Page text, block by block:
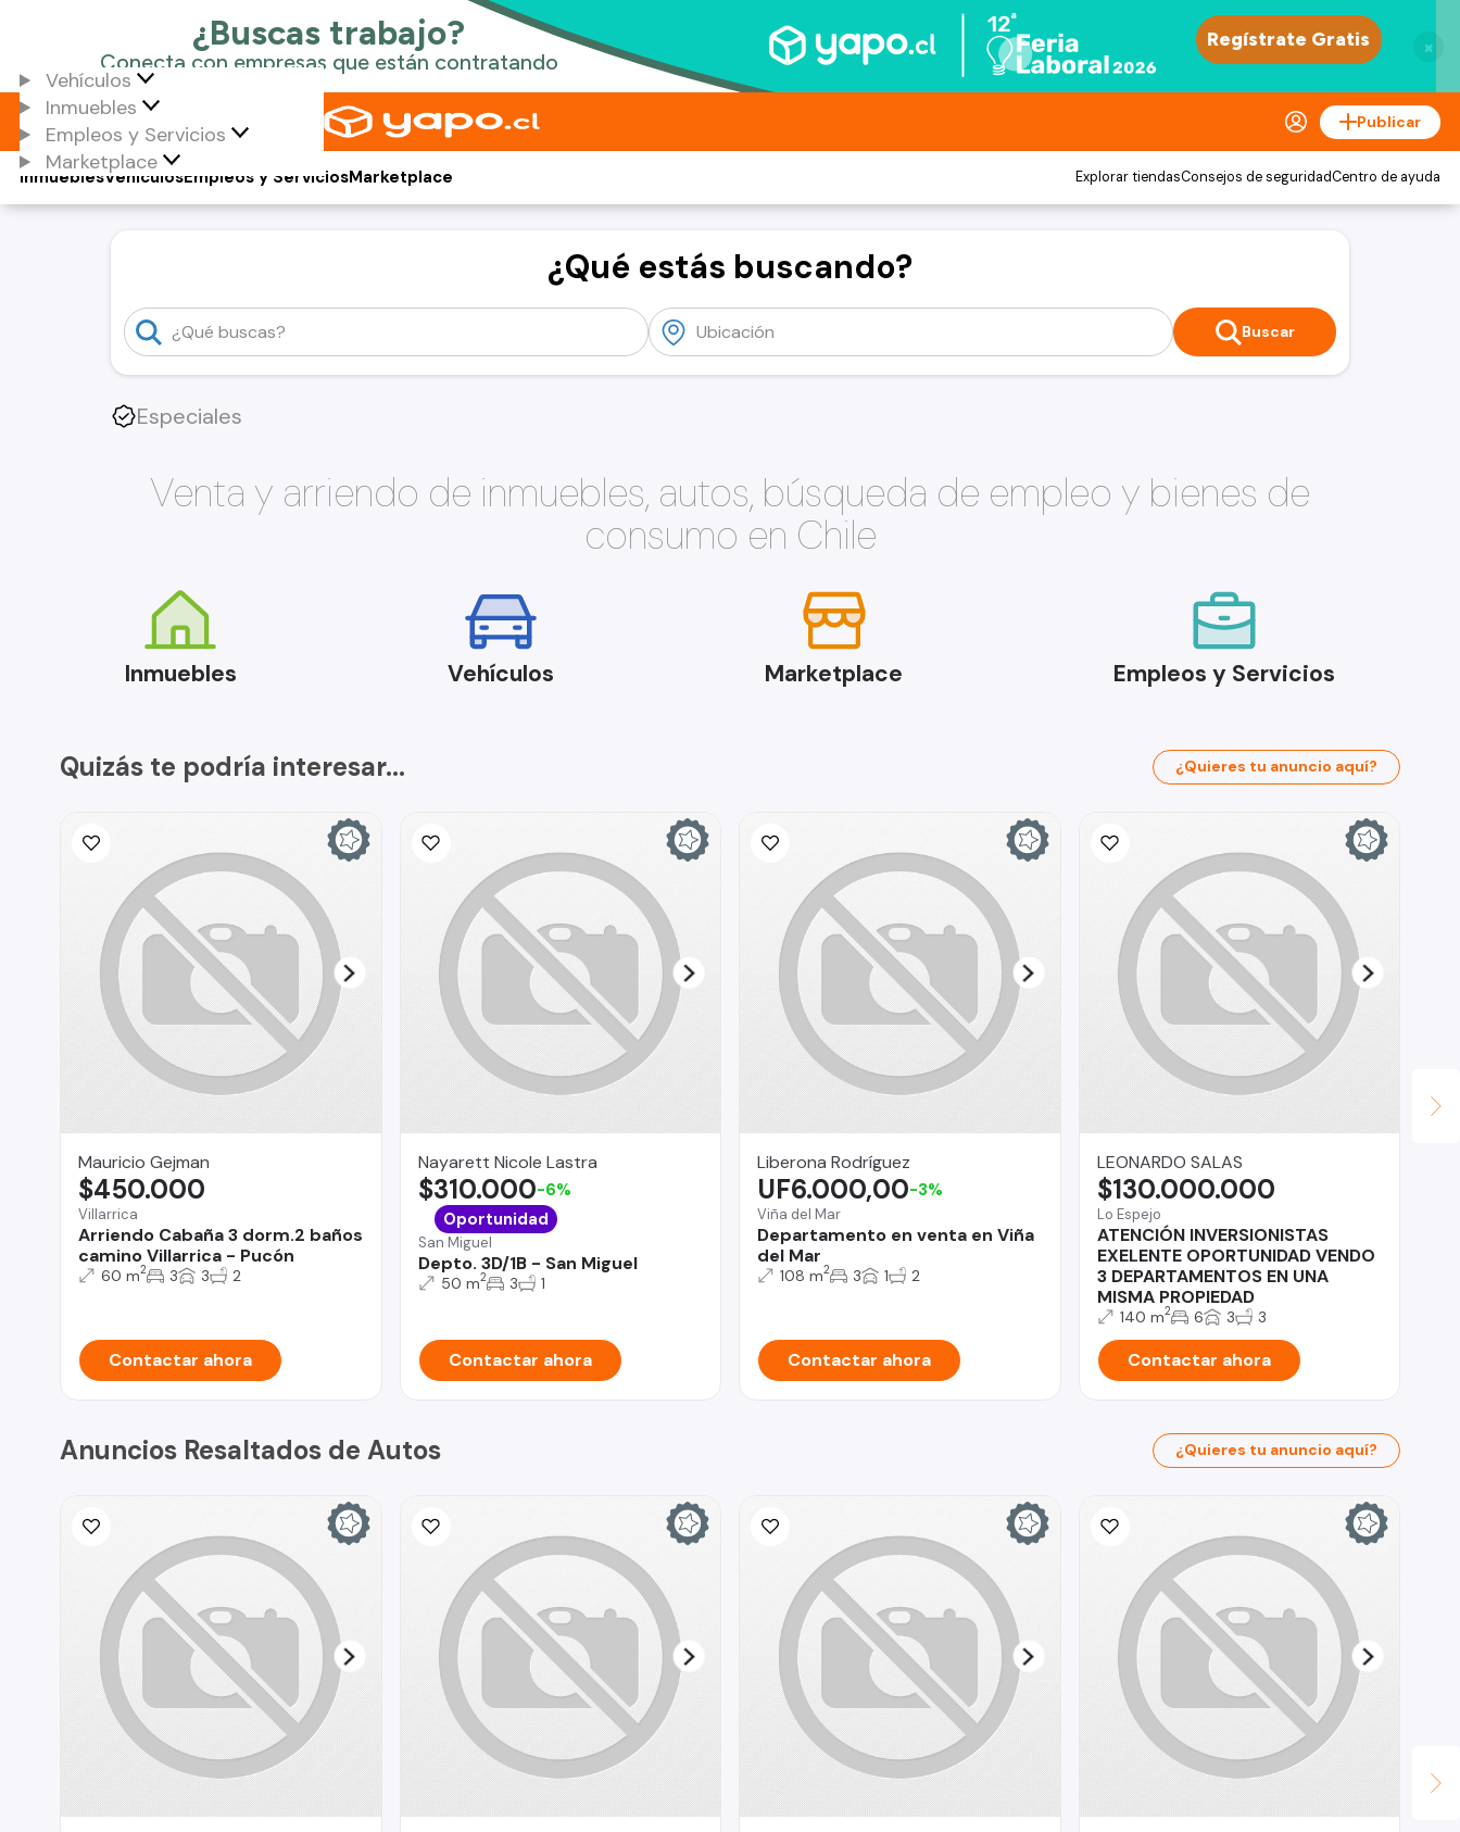
×
Vehículos
Inmuebles
Empleos y Servicios
Marketplace
Publicar
Vehículos
Inmuebles Empleos y ServiciosMarketplace Explorar tiendasConsejos de seguridadCentro de ayuda
¿Qué estás buscando?
Buscar
Especiales
Venta y arriendo de inmuebles, autos, búsqueda de empleo y bienes de
consumo en Chile
Inmuebles Vehículos Marketplace Empleos y Servicios
Quizás te podría interesar... ¿Quieres tu anuncio aquí?
Mauricio Gejman
Villarrica
Arriendo Cabaña 3 dorm.2 baños
camino Villarrica - Pucón
$450.000
60 m2 3 3 2
Contactar ahora
Nayarett Nicole Lastra
San Miguel
Depto. 3D/1B - San Miguel
$310.000-6%
Oportunidad
50 m2 3 1
Contactar ahora
Liberona Rodríguez
Viña del Mar
Departamento en venta en Viña
del Mar
UF6.000,00-3%
108 m2 3 1 2
Contactar ahora
LEONARDO SALAS
Lo Espejo
ATENCIÓN INVERSIONISTAS
EXELENTE OPORTUNIDAD VENDO
3 DEPARTAMENTOS EN UNA
MISMA PROPIEDAD
$130.000.000
140 m2 6 3 3
Contactar ahora
Anuncios Resaltados de Autos ¿Quieres tu anuncio aquí?